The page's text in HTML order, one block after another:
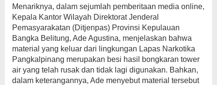
Menariknya, dalam sejumlah pemberitaan media online,
Kepala Kantor Wilayah Direktorat Jenderal
Pemasyarakatan (Ditjenpas) Provinsi Kepulauan
Bangka Belitung, Ade Agustina, menjelaskan bahwa
material yang keluar dari lingkungan Lapas Narkotika
Pangkalpinang merupakan besi hasil bongkaran tower
air yang telah rusak dan tidak lagi digunakan. Bahkan,
dalam keterangannya, Ade menyebut material tersebut